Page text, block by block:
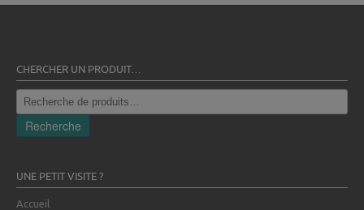
CHERCHER UN PRODUIT…
Recherche
pour :
Recherche
UNE PETIT VISITE ?
Accueil